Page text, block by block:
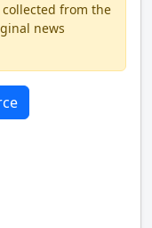
from the
news